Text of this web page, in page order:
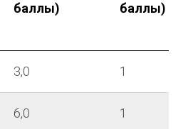
баллы)
баллы)
3,0 1
6,0 1